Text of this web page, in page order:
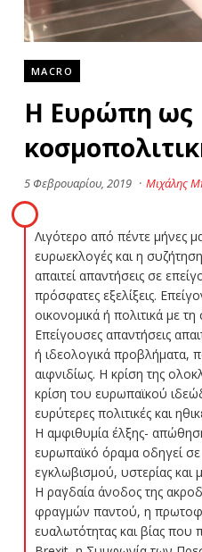
MACRO
Η Ευρώπη ως
5 Φεβρουαρίου, 2019 · Μιχάλης
Λιγότερο από πέντε μήνες
ευρωεκλογές και η
απαιτεί απαντήσεις σε
πρόσφατες εξελίξεις.
οικονομικά ή πολιτικά με
Επείγουσες απαντήσεις
ή ιδεολογικά προβλήματα,
αιφνιδίως. Η κρίση της
κρίση του ευρωπαϊκού
ευρύτερες πολιτικές και
Η αμφιθυμία έλξης-
ευρωπαϊκό όραμα οδηγεί
εγκλωβισμού, υστερίας
Η ραγδαία άνοδος της
φραγμών παντού, η
ευαλωτότητας και βίας